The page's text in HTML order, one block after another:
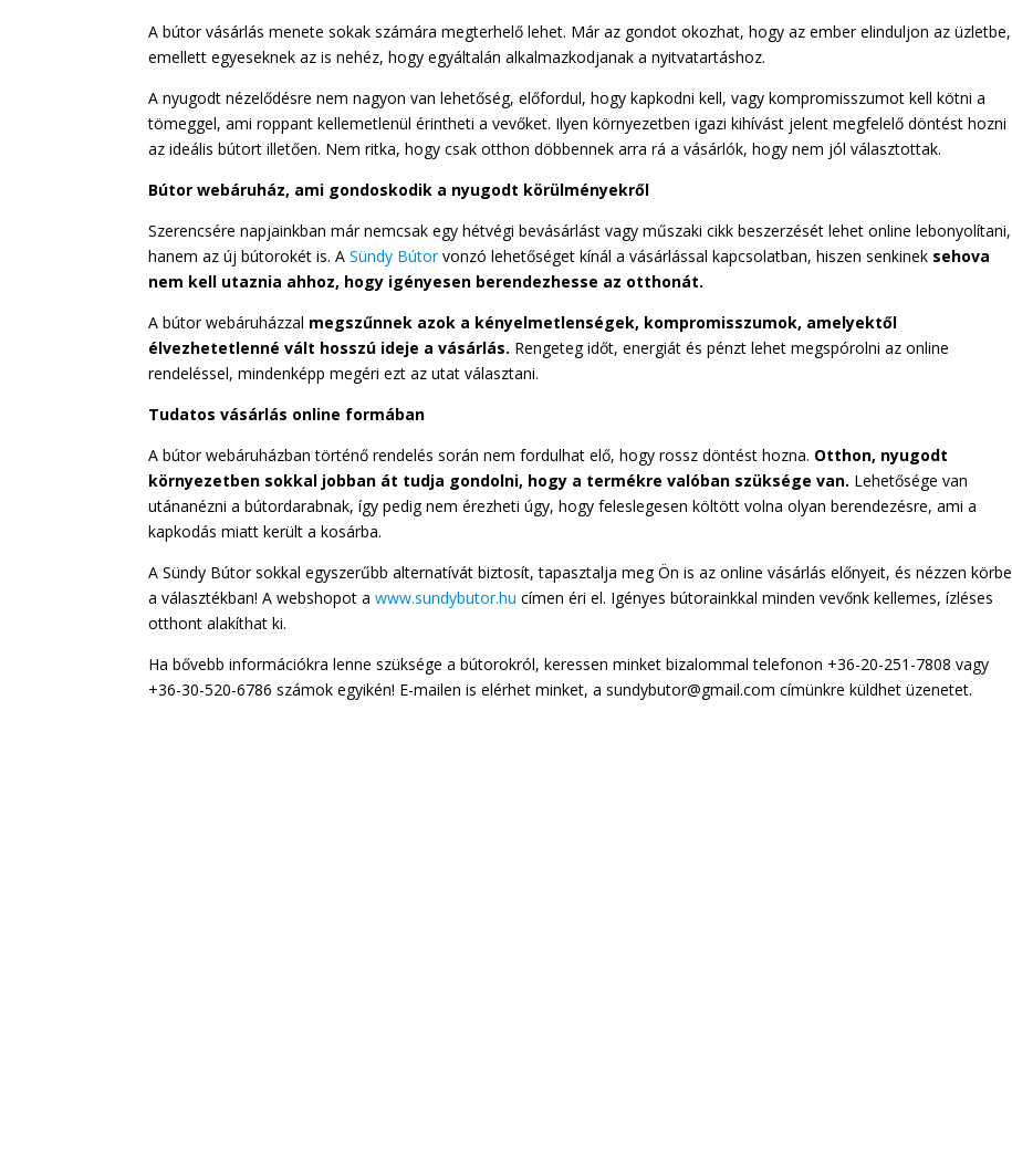
A bútor vásárlás menete sokak számára megterhelő lehet. Már az gondot okozhat, hogy az ember elinduljon az üzletbe,
emellett egyeseknek az is nehéz, hogy egyáltalán alkalmazkodjanak a nyitvatartáshoz.
A nyugodt nézelődésre nem nagyon van lehetőség, előfordul, hogy kapkodni kell, vagy kompromisszumot kell kötni a
tömeggel, ami roppant kellemetlenül érintheti a vevőket. Ilyen környezetben igazi kihívást jelent megfelelő döntést hozni
az ideális bútort illetően. Nem ritka, hogy csak otthon döbbennek arra rá a vásárlók, hogy nem jól választottak.
Bútor webáruház, ami gondoskodik a nyugodt körülményekről
Szerencsére napjainkban már nemcsak egy hétvégi bevásárlást vagy műszaki cikk beszerzését lehet online lebonyolítani,
hanem az új bútorokét is. ASündy Bútorvonzó lehetőséget kínál a vásárlással kapcsolatban, hiszen senkinek sehova
nem kell utaznia ahhoz, hogy igényesen berendezhesse az otthonát.
A bútor webáruházzal megszűnnek azok a kényelmetlenségek, kompromisszumok, amelyektől
élvezhetetlenné vált hosszú ideje a vásárlás. Rengeteg időt, energiát és pénzt lehet megspórolni az online
rendeléssel, mindenképp megéri ezt az utat választani.
Tudatos vásárlás online formában
A bútor webáruházban történő rendelés során nem fordulhat elő, hogy rossz döntést hozna. Otthon, nyugodt
környezetben sokkal jobban át tudja gondolni, hogy a termékre valóban szüksége van. Lehetősége van
utánanézni a bútordarabnak, így pedig nem érezheti úgy, hogy feleslegesen költött volna olyan berendezésre, ami a
kapkodás miatt került a kosárba.
A Sündy Bútor sokkal egyszerűbb alternatívát biztosít, tapasztalja meg Ön is az online vásárlás előnyeit, és nézzen körbe
a választékban! A webshopot awww.sundybutor.hu címen éri el. Igényes bútorainkkal minden vevőnk kellemes, ízléses
otthont alakíthat ki.
Ha bővebb információkra lenne szüksége a bútorokról, keressen minket bizalommal telefonon +36-20-251-7808 vagy
+36-30-520-6786 számok egyikén! E-mailen is elérhet minket, a sundybutor@gmail.com címünkre küldhet üzenetet.